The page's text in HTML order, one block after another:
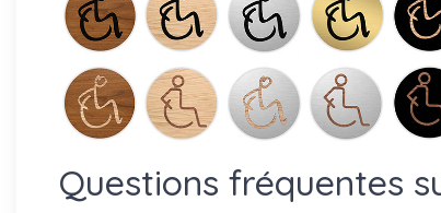
Questions fréquentes